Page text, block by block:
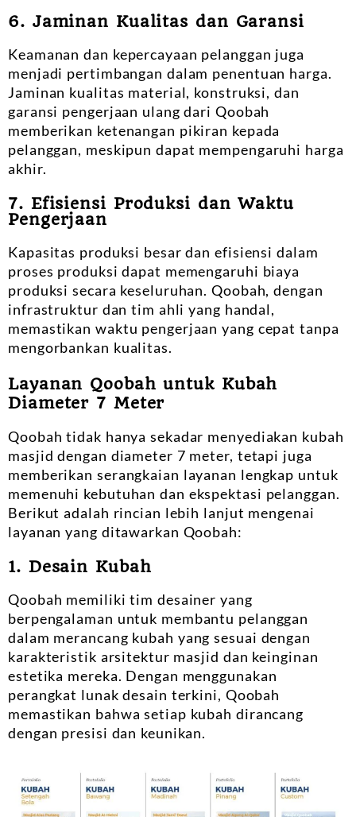
6. Jaminan Kualitas dan Garansi
Keamanan dan kepercayaan pelanggan juga
menjadi pertimbangan dalam penentuan harga.
Jaminan kualitas material, konstruksi, dan
garansi pengerjaan ulang dari Qoobah
memberikan ketenangan pikiran kepada
pelanggan, meskipun dapat mempengaruhi harga
akhir.
7. Efisiensi Produksi dan Waktu
Pengerjaan
Kapasitas produksi besar dan efisiensi dalam
proses produksi dapat memengaruhi biaya
produksi secara keseluruhan. Qoobah, dengan
infrastruktur dan tim ahli yang handal,
memastikan waktu pengerjaan yang cepat tanpa
mengorbankan kualitas.
Layanan Qoobah untuk Kubah
Diameter 7 Meter
Qoobah tidak hanya sekadar menyediakan kubah
masjid dengan diameter 7 meter, tetapi juga
memberikan serangkaian layanan lengkap untuk
memenuhi kebutuhan dan ekspektasi pelanggan.
Berikut adalah rincian lebih lanjut mengenai
layanan yang ditawarkan Qoobah:
1. Desain Kubah
Qoobah memiliki tim desainer yang
berpengalaman untuk membantu pelanggan
dalam merancang kubah yang sesuai dengan
karakteristik arsitektur masjid dan keinginan
estetika mereka. Dengan menggunakan
perangkat lunak desain terkini, Qoobah
memastikan bahwa setiap kubah dirancang
dengan presisi dan keunikan.